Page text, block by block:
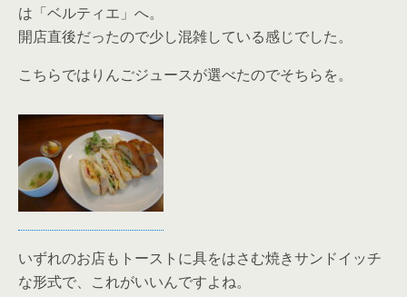
は「ベルティエ」へ。
開店直後だったので少し混雑している感じでした。
こちらではりんごジュースが選べたのでそちらを。
いずれのお店もトーストに具をはさむ焼きサンドイッチ
な形式で、これがいいんですよね。